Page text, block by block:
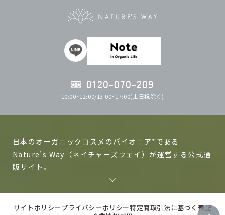
0120-070-209
10:00~12:00/13:00~17:00(土日祝除く)
日本のオーガニックコスメのパイオニア*である
Nature’s Way（ネイチャーズウェイ）が運営する公式通
販サイト。
ネイチャーズウェイの製品は日本で作る、日本人の肌に
あった自然化粧品、オーガニックコスメを目指して研究
サイトポリシープライバシーポリシー特定商取引法に基づく表記